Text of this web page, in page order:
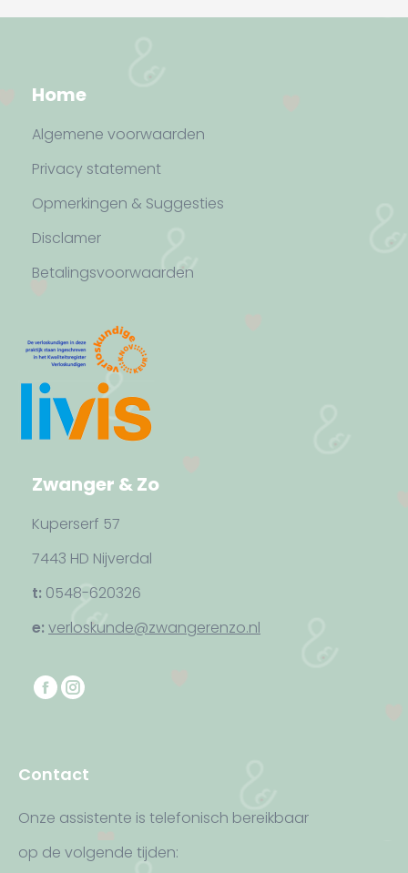
Home
Algemene voorwaarden
Privacy statement
Opmerkingen & Suggesties
Disclamer
Betalingsvoorwaarden
Zwanger & Zo
Kuperserf 57
7443 HD Nijverdal
t: 0548-620326
e: verloskunde@zwangerenzo.nl
Vind ons op:
F
e
o
k
I
t
g
a
Contact
Onze assistente is telefonisch bereikbaar
op de volgende tijden: